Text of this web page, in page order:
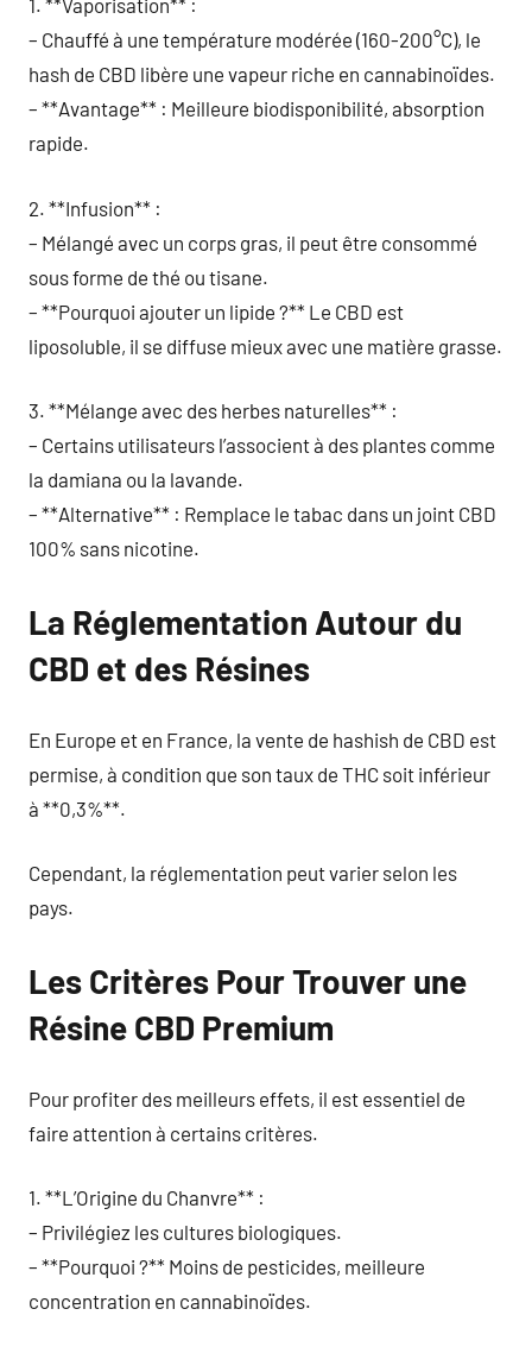
1. **Vaporisation** :
– Chauffé à une température modérée (160-200°C), le
hash de CBD libère une vapeur riche en cannabinoïdes.
– **Avantage** : Meilleure biodisponibilité, absorption
rapide.
2. **Infusion** :
– Mélangé avec un corps gras, il peut être consommé
sous forme de thé ou tisane.
– **Pourquoi ajouter un lipide ?** Le CBD est
liposoluble, il se diffuse mieux avec une matière grasse.
3. **Mélange avec des herbes naturelles** :
– Certains utilisateurs l’associent à des plantes comme
la damiana ou la lavande.
– **Alternative** : Remplace le tabac dans un joint CBD
100% sans nicotine.
La Réglementation Autour du
CBD et des Résines
En Europe et en France, la vente de hashish de CBD est
permise, à condition que son taux de THC soit inférieur
à **0,3%**.
Cependant, la réglementation peut varier selon les
pays.
Les Critères Pour Trouver une
Résine CBD Premium
Pour profiter des meilleurs effets, il est essentiel de
faire attention à certains critères.
1. **L’Origine du Chanvre** :
– Privilégiez les cultures biologiques.
– **Pourquoi ?** Moins de pesticides, meilleure
concentration en cannabinoïdes.